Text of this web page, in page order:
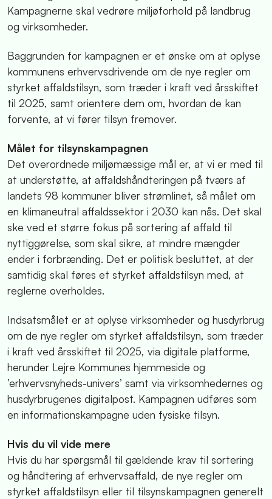
Kampagnerne skal vedrøre miljøforhold på landbrug
og virksomheder.
Baggrunden for kampagnen er et ønske om at oplyse
kommunens erhvervsdrivende om de nye regler om
styrket affaldstilsyn, som træder i kraft ved årsskiftet
til 2025, samt orientere dem om, hvordan de kan
forvente, at vi fører tilsyn fremover.
Målet for tilsynskampagnen
Det overordnede miljømæssige mål er, at vi er med til
at understøtte, at affaldshåndteringen på tværs af
landets 98 kommuner bliver strømlinet, så målet om
en klimaneutral affaldssektor i 2030 kan nås. Det skal
ske ved et større fokus på sortering af affald til
nyttiggørelse, som skal sikre, at mindre mængder
ender i forbrænding. Det er politisk besluttet, at der
samtidig skal føres et styrket affaldstilsyn med, at
reglerne overholdes.
Indsatsmålet er at oplyse virksomheder og husdyrbrug
om de nye regler om styrket affaldstilsyn, som træder
i kraft ved årsskiftet til 2025, via digitale platforme,
herunder Lejre Kommunes hjemmeside og
’erhvervsnyheds-univers’ samt via virksomhedernes og
husdyrbrugenes digitalpost. Kampagnen udføres som
en informationskampagne uden fysiske tilsyn.
Hvis du vil vide mere
Hvis du har spørgsmål til gældende krav til sortering
og håndtering af erhvervsaffald, de nye regler om
styrket affaldstilsyn eller til tilsynskampagnen generelt